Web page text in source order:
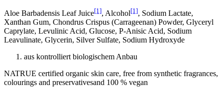
Aloe Barbadensis Leaf Juice[1], Alcohol[1], Sodium Lactate,
Xanthan Gum, Chondrus Crispus (Carrageenan) Powder, Glyceryl
Caprylate, Levulinic Acid, Glucose, P-Anisic Acid, Sodium
Leavulinate, Glycerin, Silver Sulfate, Sodium Hydroxyde
aus kontrolliert biologischem Anbau
NATRUE certified organic skin care, free from synthetic fragrances,
colourings and preservativesand 100 % vegan